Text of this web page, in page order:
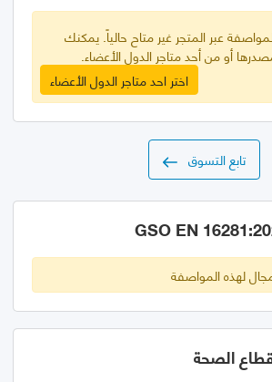
عبر المتجر غير متاح حالياً. يمكنك
أو من أحد متاجر الدول الأعضاء.
اختر احد متاجر الدول الأعضاء
تابع التسوق
لهذه المواصفة
الصحة